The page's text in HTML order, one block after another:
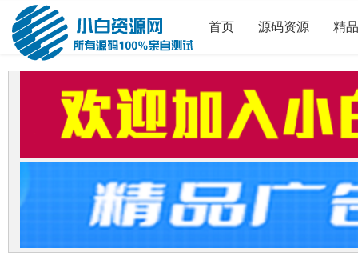
首页 源码资源 精